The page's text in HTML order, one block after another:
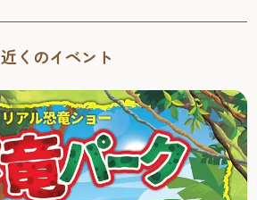
近くのイベント